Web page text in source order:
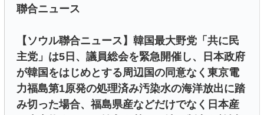
聯合ニュース
【ソウル聯合ニュース】韓国最大野党「共に民
主党」は5日、議員総会を緊急開催し、日本政府
が韓国をはじめとする周辺国の同意なく東京電
力福島第1原発の処理済み汚染水の海洋放出に踏
み切った場合、福島県産などだけでなく日本産